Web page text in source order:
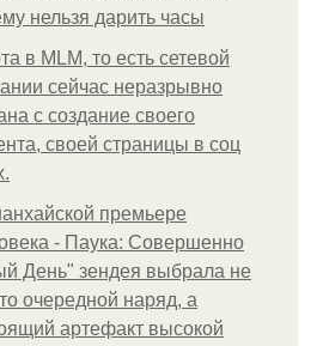
нельзя дарить часы
в MLM, то есть сетевой
сейчас неразрывно
с создание своего
своей страницы в соц
премьере
- Паука: Совершенно
День" зендея выбрала не
очередной наряд, а
артефакт высокой